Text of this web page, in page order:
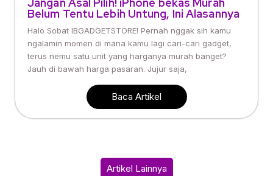
Jangan Asal Pilih! iPhone bekas Murah
Belum Tentu Lebih Untung, Ini Alasannya
Halo Sobat IBGADGETSTORE! Pernah nggak sih kamu
ngalamin momen di mana kamu lagi cari-cari gadget,
terus nemu satu unit yang harganya murah banget?
Jauh di bawah harga pasaran. Jujur saja,
Baca Artikel
Artikel Lainnya